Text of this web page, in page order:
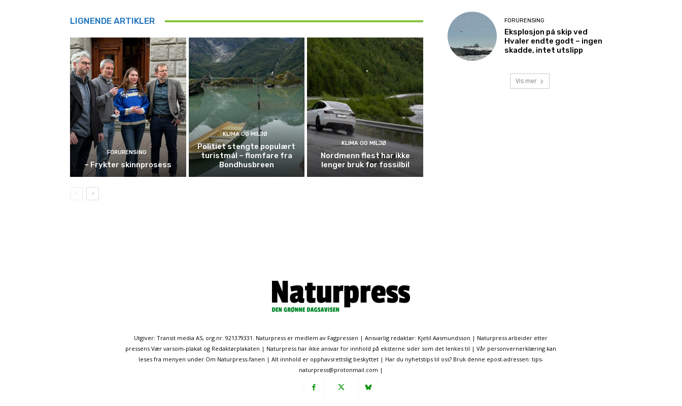
LIGNENDE ARTIKLER
FORURENSING
– Frykter skinnprosess
KLIMA OG MILJØ
Politiet stengte populært
turistmål – flomfare fra
Bondhusbreen
KLIMA OG MILJØ
Nordmenn flest har ikke
lenger bruk for fossilbil
FORURENSING
Eksplosjon på skip ved
Hvaler endte godt – ingen
skadde, intet utslipp
Vis mer
Utgiver: Transit media AS, org.nr. 921379331. Naturpress er medlem av Fagpressen | Ansvarlig redaktør: Kjetil Aasmundsson | Naturpress arbeider etter
pressens Vær varsom-plakat og Redaktørplakaten | Naturpress har ikke ansvar for innhold på eksterne sider som det lenkes til | Vår personvernerklæring kan
leses fra menyen under Om Naturpress-fanen | Alt innhold er opphavsrettslig beskyttet | Har du nyhetstips til oss? Bruk denne epost-adressen: tips-
naturpress@protonmail.com |